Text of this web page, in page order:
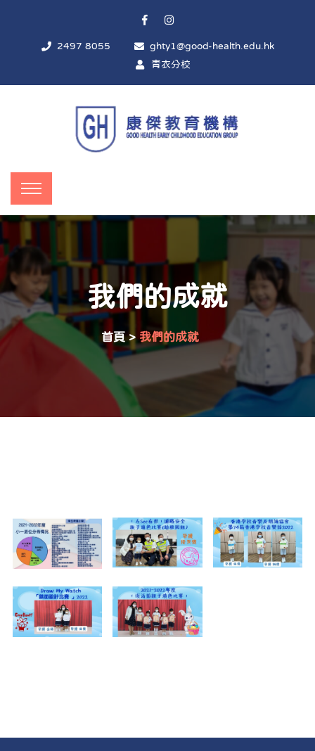
2497 8055
ghty1@good-health.edu.hk
青衣分校
我們的成就
首頁>我們的成就